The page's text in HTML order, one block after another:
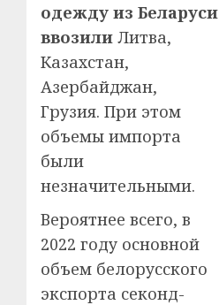
одежду из Беларуси
ввозили Литва,
Казахстан,
Азербайджан,
Грузия. При этом
объемы импорта
были
незначительными.
Вероятнее всего, в
2022 году основной
объем белорусского
экспорта секонд-